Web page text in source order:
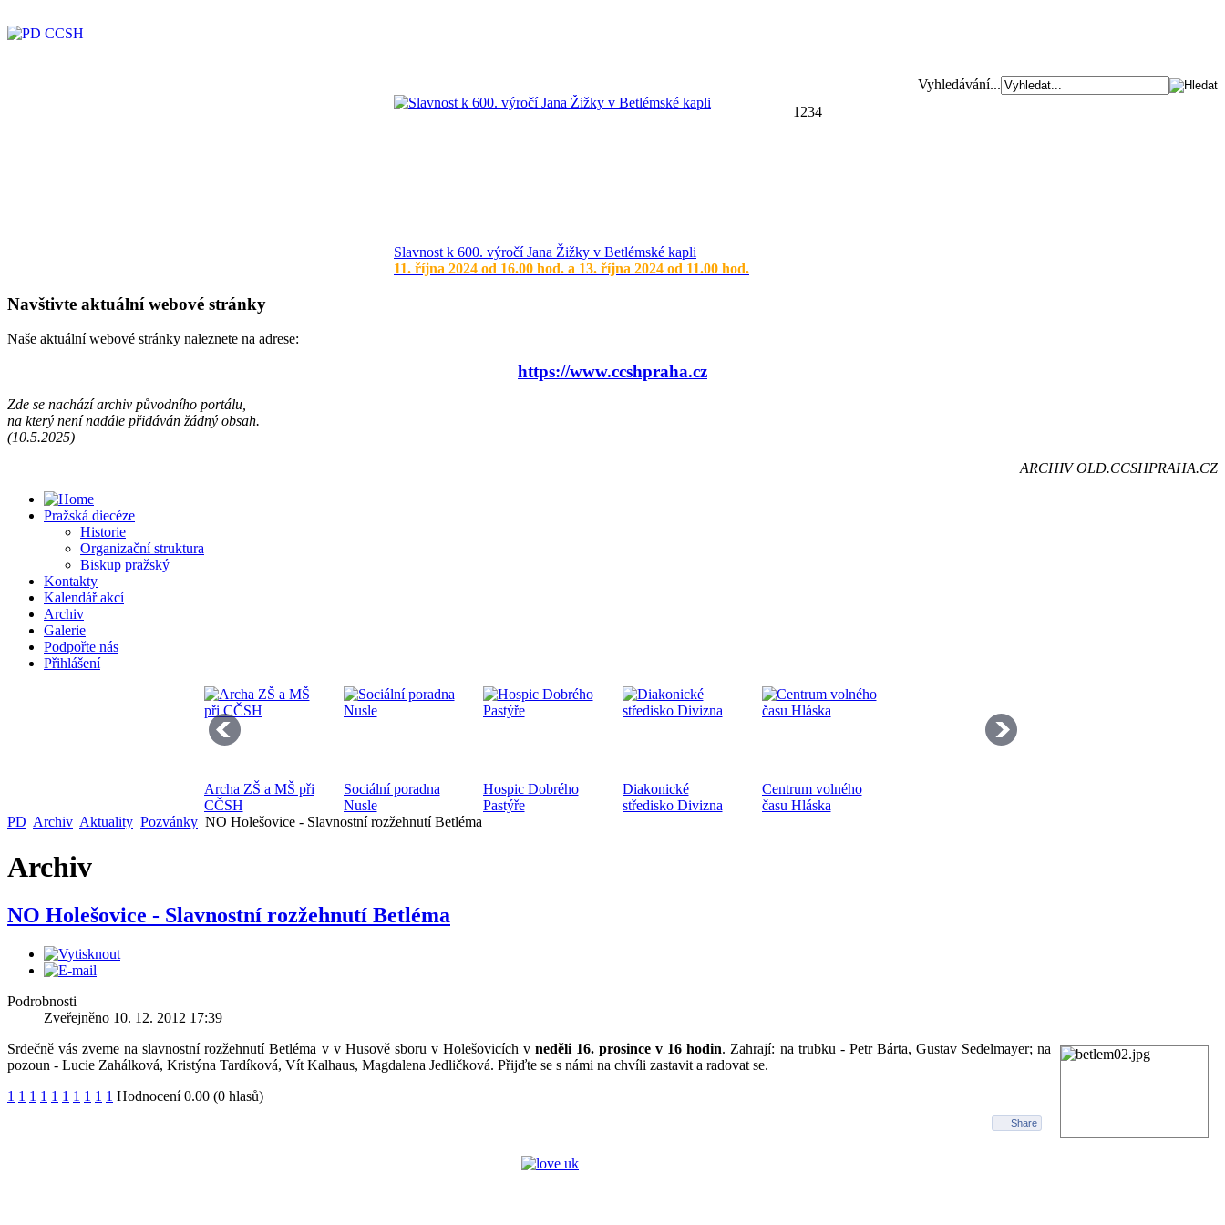
Vyhledávání...
Slavnost k 600. výročí Jana Žižky v Betlémské kapli
11. října 2024 od 16.00 hod. a 13. října 2024 od 11.00 hod.
Bohoslužba ke dni válečných veteránů 10.11.2024
K ukončení 1. sv. války a k 83. výročí úmrtí bratra Jana Opletala
1 234
Navštivte aktuální webové stránky
Naše aktuální webové stránky naleznete na adrese:
https://www.ccshpraha.cz
Zde se nachází archiv původního portálu,
na který není nadále přidáván žádný obsah.
(10.5.2025)
ARCHIV OLD.CCSHPRAHA.CZ
Pražská diecéze
Historie
Organizační struktura
Biskup pražský
Kontakty
Kalendář akcí
Archiv
Galerie
Podpořte nás
Přihlášení
Archa ZŠ a MŠ při
CČSH
Sociální poradna
Nusle
Hospic Dobrého
Pastýře
Diakonické
středisko Divizna
Centrum volného
času Hláska
Husův institut
Dětský domov
Projekt péče o
manželské páry
Nízkoprahový klub
Domov na půl cesty
Maják
Armádní kaplani
PD Archiv Aktuality Pozvánky NO Holešovice - Slavnostní rozžehnutí Betléma
Archiv
NO Holešovice - Slavnostní rozžehnutí Betléma
Podrobnosti
Zveřejněno 10. 12. 2012 17:39
Srdečně vás zveme na slavnostní rozžehnutí Betléma v v Husově sboru v Holešovicích v neděli 16. prosince v 16 hodin. Zahrají: na trubku - Petr Bárta, Gustav Sedelmayer; na
pozoun - Lucie Zahálková, Kristýna Tardíková, Vít Kalhaus, Magdalena Jedličková. Přijďte se s námi na chvíli zastavit a radovat se.
1 1 1 1 1 1 1 1 1 1 Hodnocení 0.00 (0 hlasů)
Share